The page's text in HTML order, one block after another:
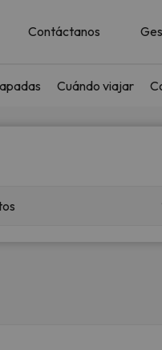
Contáctanos
Cuándo viajar